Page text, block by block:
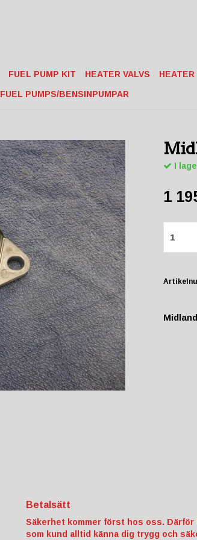
I
1
Betalsätt
Säkerhet kommer först hos oss. Därför
som kund alltid känna dig trygg och
FUEL PUMP KIT HEATER VALVS HEATER
FUEL PUMPS/BENSINPUMPAR